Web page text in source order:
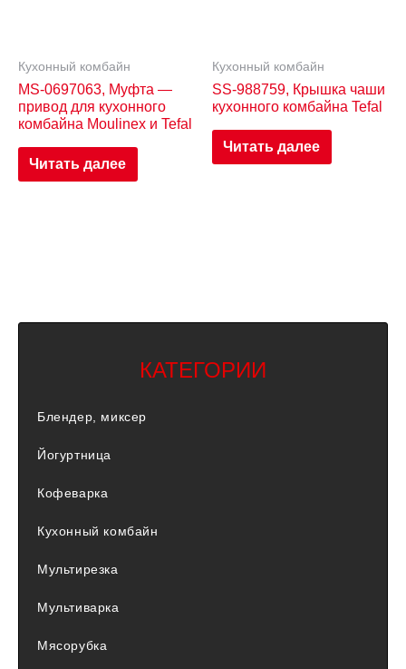
Кухонный комбайн
MS-0697063, Муфта —
привод для кухонного
комбайна Moulinex и Tefal
Читать далее
Кухонный комбайн
SS-988759, Крышка чаши
кухонного комбайна Tefal
Читать далее
КАТЕГОРИИ
Блендер, миксер
Йогуртница
Кофеварка
Кухонный комбайн
Мультирезка
Мультиварка
Мясорубка